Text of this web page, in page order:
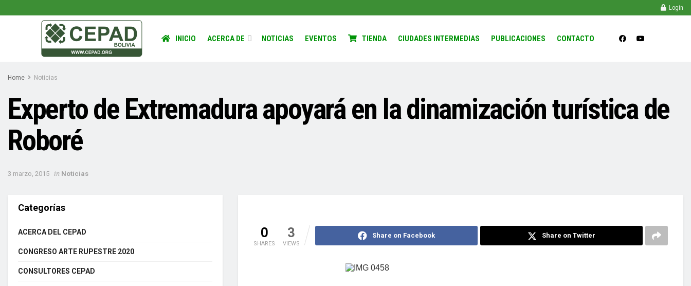
Login
INICIO ACERCA DE NOTICIAS EVENTOS TIENDA CIUDADES INTERMEDIAS PUBLICACIONES CONTACTO
Home Noticias
Experto de Extremadura apoyará en la dinamización turística de
Roboré
3 marzo, 2015 in Noticias
0
SHARES
3
VIEWS
Share on Facebook Share on Twitter
Categorías
ACERCA DEL CEPAD
CONGRESO ARTE RUPESTRE 2020
CONSULTORES CEPAD